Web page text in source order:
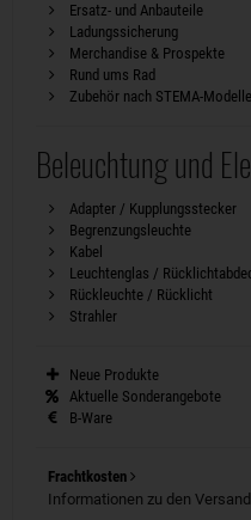
Ersatz- und Anbauteile
Ladungssicherung
Merchandise & Prospekte
Rund ums Rad
Zubehör nach STEMA-
Beleuchtung und
Adapter / Kupplungsstecker
Begrenzungsleuchte
Kabel
Leuchtenglas /
Rückleuchte / Rücklicht
Strahler
Neue Produkte
Aktuelle Sonderangebote
B-Ware
Frachtkosten
Informationen zu den